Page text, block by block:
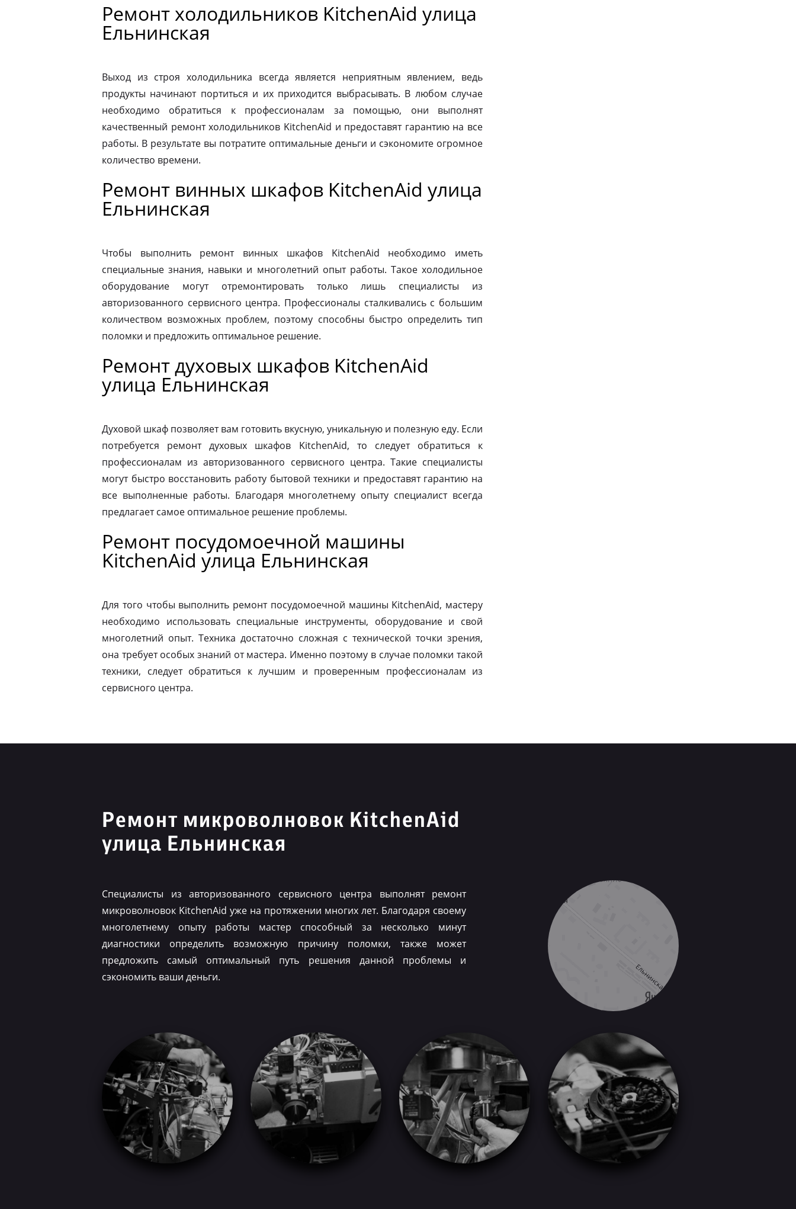
Ремонт холодильников KitchenAid улица
Ельнинская
Выход из строя холодильника всегда является неприятным явлением, ведь
продукты начинают портиться и их приходится выбрасывать. В любом случае
необходимо обратиться к профессионалам за помощью, они выполнят
качественный ремонт холодильников KitchenAid и предоставят гарантию на все
работы. В результате вы потратите оптимальные деньги и сэкономите огромное
количество времени.
Ремонт винных шкафов KitchenAid улица
Ельнинская
Чтобы выполнить ремонт винных шкафов KitchenAid необходимо иметь
специальные знания, навыки и многолетний опыт работы. Такое холодильное
оборудование могут отремонтировать только лишь специалисты из
авторизованного сервисного центра. Профессионалы сталкивались с большим
количеством возможных проблем, поэтому способны быстро определить тип
поломки и предложить оптимальное решение.
Ремонт духовых шкафов KitchenAid
улица Ельнинская
Духовой шкаф позволяет вам готовить вкусную, уникальную и полезную еду. Если
потребуется ремонт духовых шкафов KitchenAid, то следует обратиться к
профессионалам из авторизованного сервисного центра. Такие специалисты
могут быстро восстановить работу бытовой техники и предоставят гарантию на
все выполненные работы. Благодаря многолетнему опыту специалист всегда
предлагает самое оптимальное решение проблемы.
Ремонт посудомоечной машины
KitchenAid улица Ельнинская
Для того чтобы выполнить ремонт посудомоечной машины KitchenAid, мастеру
необходимо использовать специальные инструменты, оборудование и свой
многолетний опыт. Техника достаточно сложная с технической точки зрения,
она требует особых знаний от мастера. Именно поэтому в случае поломки такой
техники, следует обратиться к лучшим и проверенным профессионалам из
сервисного центра.
Ремонт микроволновок KitchenAid
улица Ельнинская
Специалисты из авторизованного сервисного центра выполнят ремонт
микроволновок KitchenAid уже на протяжении многих лет. Благодаря своему
многолетнему опыту работы мастер способный за несколько минут
диагностики определить возможную причину поломки, также может
предложить самый оптимальный путь решения данной проблемы и
сэкономить ваши деньги.